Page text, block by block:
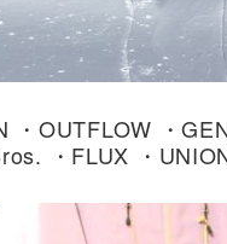
・OUTFLOW ・
・FLUX ・